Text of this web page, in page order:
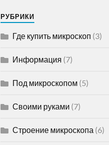
РУБРИКИ
Где купить микроскоп (3)
Информация (7)
Под микроскопом (5)
Своими руками (7)
Строение микроскопа (6)